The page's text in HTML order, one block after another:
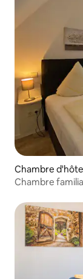
Chambre
Chambre